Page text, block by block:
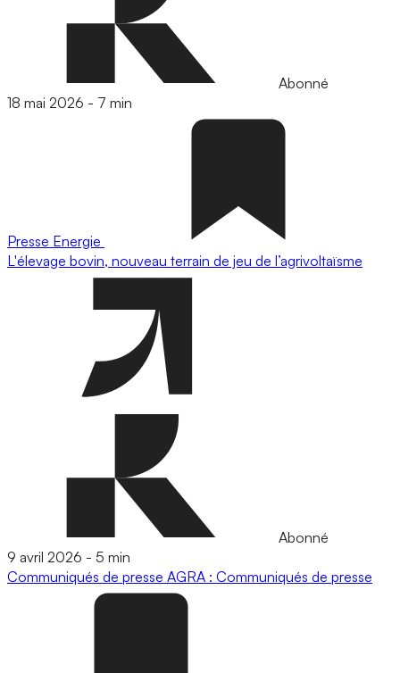
Abonné
18 mai 2026 - 7 min
Presse Energie
L'élevage bovin, nouveau terrain de jeu de l’agrivoltaïsme
Abonné
9 avril 2026 - 5 min
Communiqués de presse AGRA : Communiqués de presse